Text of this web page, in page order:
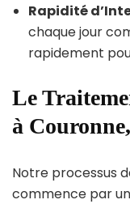
Rapidité
chaque jour
rapidement
Le
à
Notre processus
commence par